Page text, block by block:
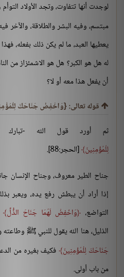
لوجدت أنها تتفاوت، وتجد الأولاد
مبتسم، وفيه البشر والطلاقة، والآخر
يعطيها العبد، ما لم يكن ذلك بفعله،
له هل هو الكبر؟ هل هو الاشمئزاز من
أن يفعل هذا معه أو لا؟
قوله تعالى: {وَاخْفِضْ جَنَاحَكَ
ثم أورد قول الله -تبارك
لِلْمُؤْمِنِينَ [الحجر:88].
جناح الطير معروف، وجناح الإنسان
إذا أراد أن يبطش رفع يده، ويعبر
التواضع،
وَاخْفِضْ لَهُمَا جَنَاحَ الذُّلِّ
الذليل، هنا الله يقول للنبي ﷺ
جَنَاحَكَ لِلْمُؤْمِنِينَ فكيف بغيره من
من باب أولى.